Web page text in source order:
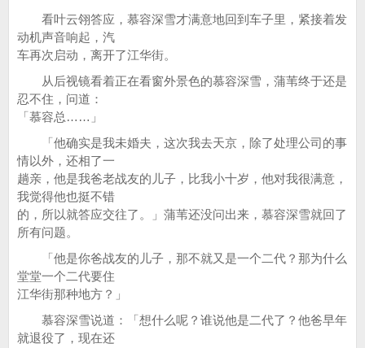
看叶云翎答应，慕容深雪才满意地回到车子里，紧接着发
动机声音响起，汽
车再次启动，离开了江华街。
从后视镜看着正在看窗外景色的慕容深雪，蒲苇终于还是
忍不住，问道：
「慕容总……」
「他确实是我未婚夫，这次我去天京，除了处理公司的事
情以外，还相了一
趟亲，他是我爸老战友的儿子，比我小十岁，他对我很满意，
我觉得他也挺不错
的，所以就答应交往了。」蒲苇还没问出来，慕容深雪就回了
所有问题。
「他是你爸战友的儿子，那不就又是一个二代？那为什么
堂堂一个二代要住
江华街那种地方？」
慕容深雪说道：「想什么呢？谁说他是二代了？他爸早年
就退役了，现在还